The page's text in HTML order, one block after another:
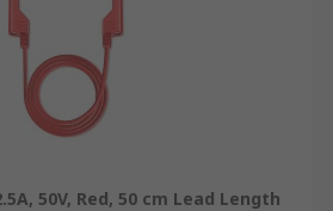
50V, Red, 50 cm Lead Length